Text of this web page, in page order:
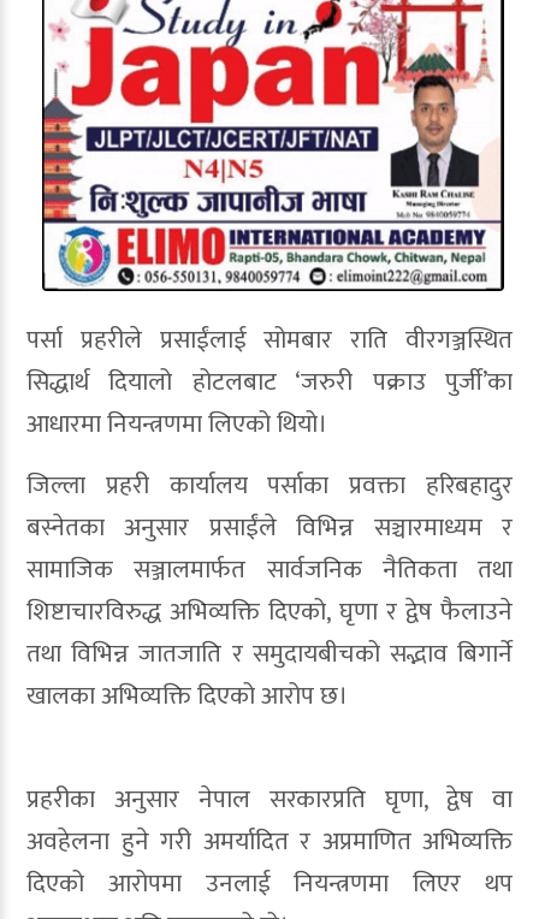
पर्सा प्रहरीले प्रसाईंलाई सोमबार राति वीरगञ्जस्थित
सिद्धार्थ दियालो होटलबाट ‘जरुरी पक्राउ पुर्जी’का
आधारमा नियन्त्रणमा लिएको थियो।
जिल्ला प्रहरी कार्यालय पर्साका प्रवक्ता हरिबहादुर
बस्नेतका अनुसार प्रसाईंले विभिन्न सञ्चारमाध्यम र
सामाजिक सञ्जालमार्फत सार्वजनिक नैतिकता तथा
शिष्टाचारविरुद्ध अभिव्यक्ति दिएको, घृणा र द्वेष फैलाउने
तथा विभिन्न जातजाति र समुदायबीचको सद्भाव बिगार्ने
खालका अभिव्यक्ति दिएको आरोप छ।
प्रहरीका अनुसार नेपाल सरकारप्रति घृणा, द्वेष वा
अवहेलना हुने गरी अमर्यादित र अप्रमाणित अभिव्यक्ति
दिएको आरोपमा उनलाई नियन्त्रणमा लिएर थप